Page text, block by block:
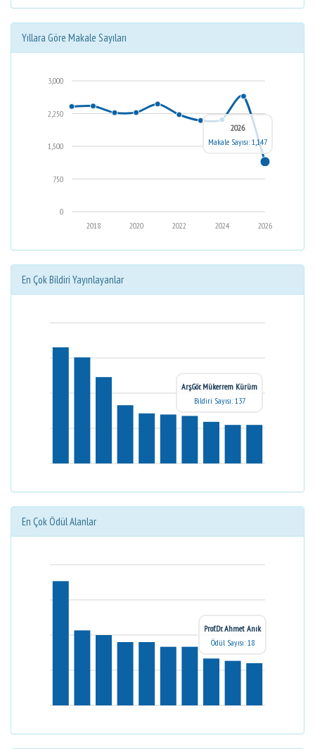
Yıllara Göre Makale Sayıları
0
750
1,500
2,250
3,000
2026
2024
2022
2020
2018
2026
Makale Sayısı: 1,147
En Çok Bildiri Yayınlayanlar
Arş.Gör. Mükerrem Kürüm
Bildiri Sayısı: 137
En Çok Ödül Alanlar
Prof.Dr. Ahmet Anık
Ödül Sayısı: 18